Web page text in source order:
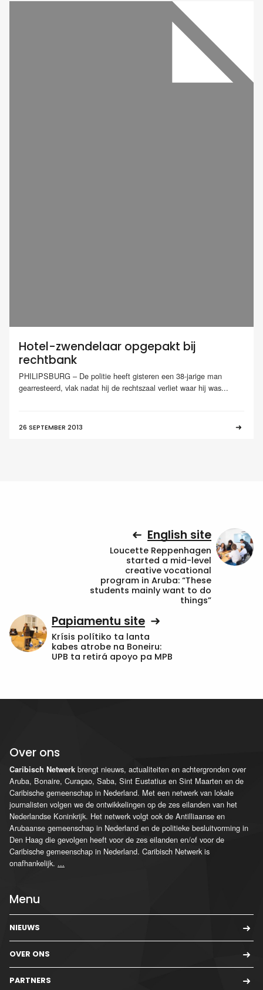
Hotel-zwendelaar opgepakt bij
rechtbank
PHILIPSBURG – De politie heeft gisteren een 38-jarige man
gearresteerd, vlak nadat hij de rechtszaal verliet waar hij was...
26 SEPTEMBER 2013
English site
Loucette Reppenhagen
started a mid-level
creative vocational
program in Aruba: “These
students mainly want to do
things”
Papiamentu site
Krísis polítiko ta lanta
kabes atrobe na Boneiru:
UPB ta retirá apoyo pa MPB
Over ons
Caribisch Netwerk brengt nieuws, actualiteiten en achtergronden over
Aruba, Bonaire, Curaçao, Saba, Sint Eustatius en Sint Maarten en de
Caribische gemeenschap in Nederland. Met een netwerk van lokale
journalisten volgen we de ontwikkelingen op de zes eilanden van het
Nederlandse Koninkrijk. Het netwerk volgt ook de Antilliaanse en
Arubaanse gemeenschap in Nederland en de politieke besluitvorming in
Den Haag die gevolgen heeft voor de zes eilanden en/of voor de
Caribische gemeenschap in Nederland. Caribisch Netwerk is
onafhankelijk. ...
Menu
NIEUWS
OVER ONS
PARTNERS